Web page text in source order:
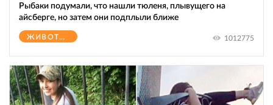
Рыбаки подумали, что нашли тюленя, плывущего на
айсберге, но затем они подплыли ближе
ЖИВОТНЫЕ 1012775